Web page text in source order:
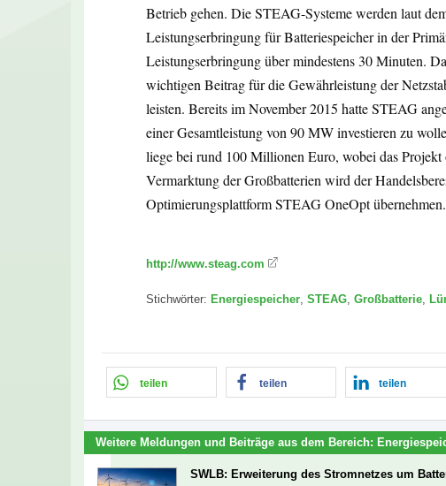
Betrieb gehen. Die STEAG-Systeme werden laut
Leistungserbringung für Batteriespeicher in der
Leistungserbringung über mindestens 30 Minuten.
wichtigen Beitrag für die Gewährleistung der
leisten. Bereits im November 2015 hatte STEAG
einer Gesamtleistung von 90 MW investieren zu
liege bei rund 100 Millionen Euro, wobei das
Vermarktung der Großbatterien wird der
Optimierungsplattform STEAG OneOpt übernehmen.
http://www.steag.com
Stichwörter: Energiespeicher STEAG Großbatterie
teilen teilen teilen
Weitere Meldungen und Beiträge aus dem Bereich:
SWLB: Erweiterung des Stromnetzes um